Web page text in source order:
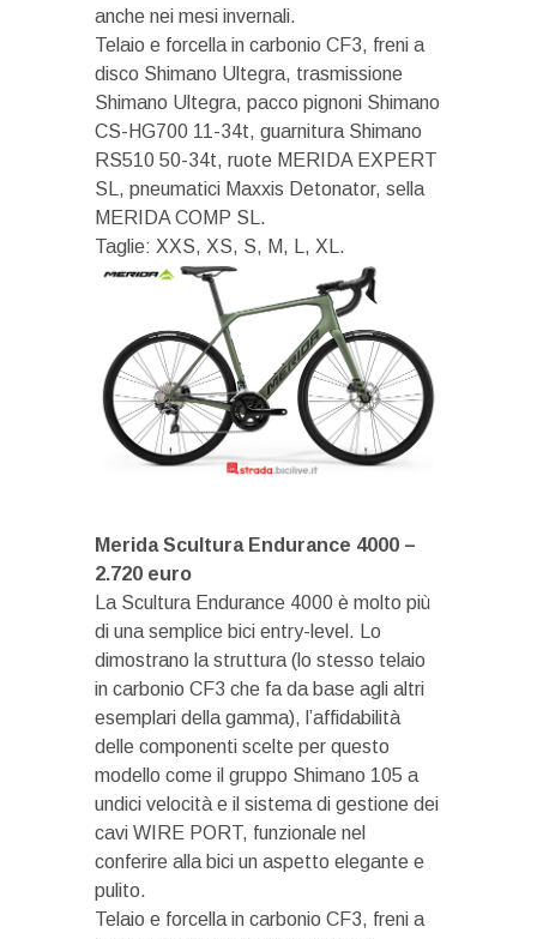
anche nei mesi invernali.
Telaio e forcella in carbonio CF3, freni a
disco Shimano Ultegra, trasmissione
Shimano Ultegra, pacco pignoni Shimano
CS-HG700 11-34t, guarnitura Shimano
RS510 50-34t, ruote MERIDA EXPERT
SL, pneumatici Maxxis Detonator, sella
MERIDA COMP SL.
Taglie: XXS, XS, S, M, L, XL.
Merida Scultura Endurance 4000 –
2.720 euro
La Scultura Endurance 4000 è molto più
di una semplice bici entry-level. Lo
dimostrano la struttura (lo stesso telaio
in carbonio CF3 che fa da base agli altri
esemplari della gamma), l’affidabilità
delle componenti scelte per questo
modello come il gruppo Shimano 105 a
undici velocità e il sistema di gestione dei
cavi WIRE PORT, funzionale nel
conferire alla bici un aspetto elegante e
pulito.
Telaio e forcella in carbonio CF3, freni a